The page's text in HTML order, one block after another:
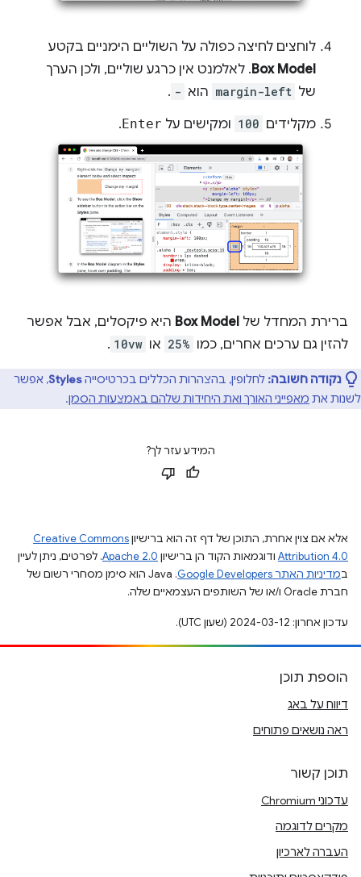
לוחצים לחיצה כפולה על השוליים הימניים בקטע
Box Model. לאלמנט אין כרגע שוליים, ולכן הערך
של margin-left הוא -
.
מקלידים 100 ומקישים על Enter
.
ברירת המחדל של Box Model היא פיקסלים, אבל אפשר
להזין גם ערכים אחרים, כמו 25% או 10vw
.
נקודה חשובה: לחלופין, בהצהרות הכללים בכרטיסייהStyles, אפשר
לשנות את מאפייני האורך ואת היחידות שלהם באמצעות הסמן.
המידע עזר לך?
אלא אם צוין אחרת, התוכן של דף זה הוא ברישיוןCreative Commons
Attribution 4.0 ודוגמאות הקוד הן ברישיון Apache 2.0. לפרטים, ניתן לעיין
במדיניות האתר Google Developers‏
.‏ Java הוא סימן מסחרי רשום של
חברת Oracle ו/או של השותפים העצמאיים שלה.
עדכון אחרון: 2024-03-12 (שעון UTC).
הוספת תוכן
דיווח על באג
ראה נושאים פתוחים
תוכן קשור
עדכוני Chromium
מקרים לדוגמה
העברה לארכיון